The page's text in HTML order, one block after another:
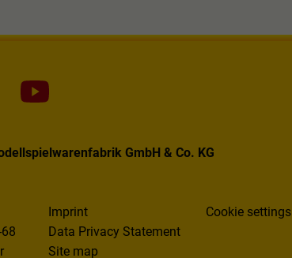
GmbH & Co. KG
Imprint
Data Privacy Statement
Site map
Cookie settings